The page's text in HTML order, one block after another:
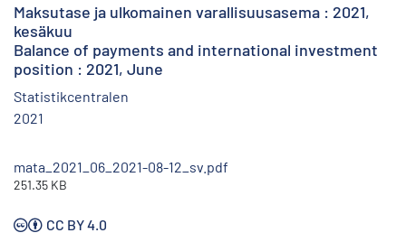
Maksutase ja ulkomainen varallisuusasema : 2021,
kesäkuu
Balance of payments and international investment
position : 2021, June
Statistikcentralen
2021
mata_2021_06_2021-08-12_sv.pdf
251.35 KB
CC BY 4.0